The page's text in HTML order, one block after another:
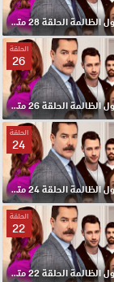
مسلسل اسطنبول الظالمة الحلقة 28 مترجم HD
الحلقة
26
مسلسل اسطنبول الظالمة الحلقة 26 مترجم HD
الحلقة
24
مسلسل اسطنبول الظالمة الحلقة 24 مترجم HD
الحلقة
22
مسلسل اسطنبول الظالمة الحلقة 22 مترجم HD